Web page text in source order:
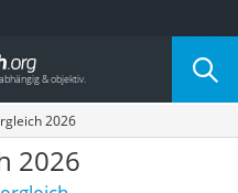
2026
2026